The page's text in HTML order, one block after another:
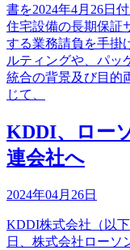
書を2024年4月26日
住宅設備の長期保証
する業務請負を手掛
ルティングや、パッ
統合の背景及び目的
じて、
KDDI、ロー
連会社へ
2024年04月26日
KDDI株式会社（以
日、株式会社ローソ